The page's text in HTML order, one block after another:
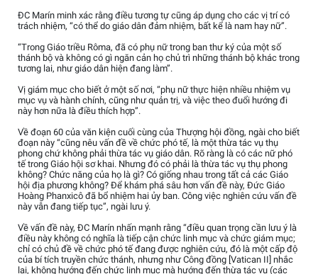
ĐC Marín minh xác rằng điều tương tự cũng áp dụng cho các vị trí có
trách nhiệm, “có thể do giáo dân đảm nhiệm, bất kể là nam hay nữ”.
“Trong Giáo triều Rôma, đã có phụ nữ trong ban thư ký của một số
thánh bộ và không có gì ngăn cản họ chủ trì những thánh bộ khác trong
tương lai, như giáo dân hiện đang làm”.
Vị giám mục cho biết ở một số nơi, “phụ nữ thực hiện nhiều nhiệm vụ
mục vụ và hành chính, cũng như quản trị, và việc theo đuổi hướng đi
này hơn nữa là điều thích hợp”.
Về đoạn 60 của văn kiện cuối cùng của Thượng hội đồng, ngài cho biết
đoạn này “cũng nêu vấn đề về chức phó tế, là một thừa tác vụ thụ
phong chứ không phải thừa tác vụ giáo dân. Rõ ràng là có các nữ phó
tế trong Giáo hội sơ khai. Nhưng đó có phải là thừa tác vụ thụ phong
không? Chức năng của họ là gì? Có giống nhau trong tất cả các Giáo
hội địa phương không? Để khám phá sâu hơn vấn đề này, Đức Giáo
Hoàng Phanxicô đã bổ nhiệm hai ủy ban. Công việc nghiên cứu vấn đề
này vẫn đang tiếp tục”, ngài lưu ý.
Về vấn đề này, ĐC Marín nhấn mạnh rằng “điều quan trọng cần lưu ý là
điều này không có nghĩa là tiếp cận chức linh mục và chức giám mục;
chỉ có chủ đề về chức phó tế đang được nghiên cứu, đó là một cấp độ
của bí tích truyền chức thánh, nhưng như Công đồng [Vatican II] nhắc
lại, không hướng đến chức linh mục mà hướng đến thừa tác vụ (các